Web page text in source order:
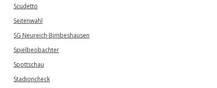
Scudetto
Seitenwahl
SG Neureich-Bimbeshausen
Spielbeobachter
Spottschau
Stadioncheck